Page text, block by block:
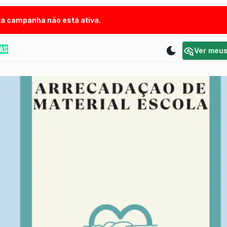
campanha não está ativa.
Ver